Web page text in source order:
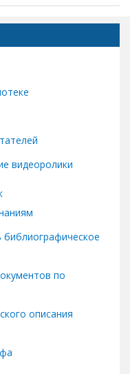
видеоролики
по
описания